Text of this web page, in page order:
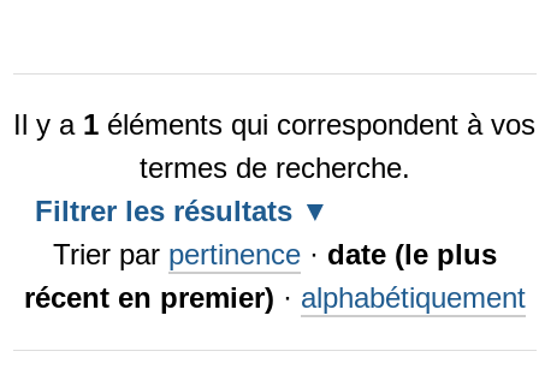
Il y a 1 éléments qui correspondent à vos
termes de recherche.
Filtrer les résultats
Trier par pertinence · date (le plus
récent en premier) · alphabétiquement